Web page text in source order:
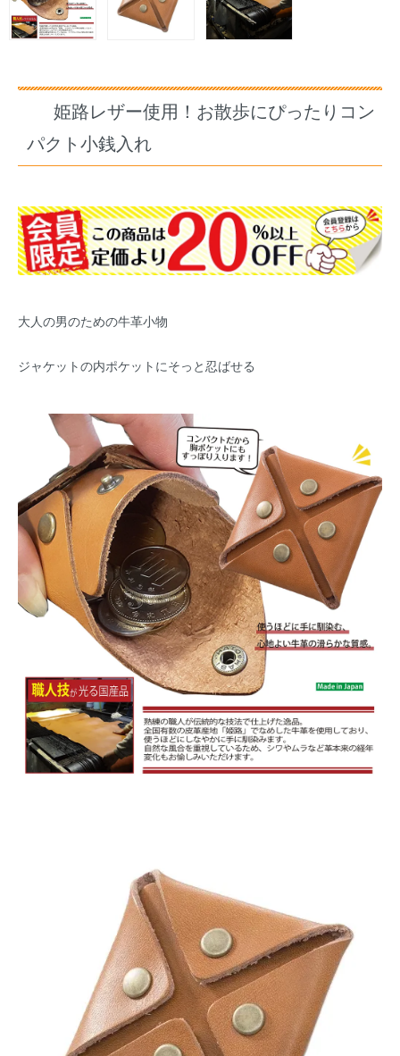
姫路レザー使用！お散歩にぴったりコン
パクト小銭入れ
大人の男のための牛革小物
ジャケットの内ポケットにそっと忍ばせる